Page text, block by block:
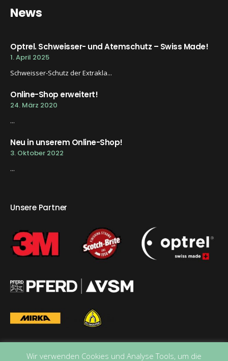
News
Optrel. Schweisser- und Atemschutz – Swiss Made!
1. April 2025
Schweisser-Schutz der Extrakla...
Online-Shop erweitert!
24. März 2020
...
Neu in unserem Online-Shop!
3. Oktober 2022
...
Unsere Partner
Wir verwenden Cookies und Analyse Tools, um die